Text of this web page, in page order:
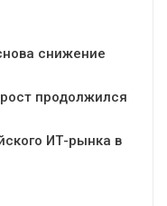
снижение
продолжился
ИТ-рынка в